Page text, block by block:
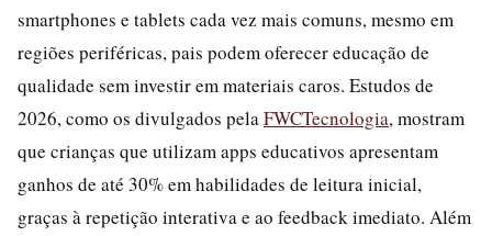
smartphones e tablets cada vez mais comuns, mesmo em
regiões periféricas, pais podem oferecer educação de
qualidade sem investir em materiais caros. Estudos de
2026, como os divulgados pelaFWCTecnologia, mostram
que crianças que utilizam apps educativos apresentam
ganhos de até 30% em habilidades de leitura inicial,
graças à repetição interativa e ao feedback imediato. Além